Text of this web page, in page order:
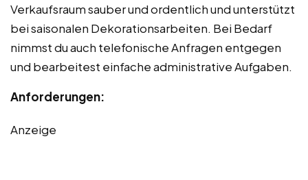
Verkaufsraum sauber und ordentlich und unterstützt
bei saisonalen Dekorationsarbeiten. Bei Bedarf
nimmst du auch telefonische Anfragen entgegen
und bearbeitest einfache administrative Aufgaben.
Anforderungen:
Anzeige